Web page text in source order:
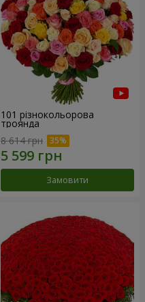
101 різнокольорова
троянда
8 614 грн
Замовити